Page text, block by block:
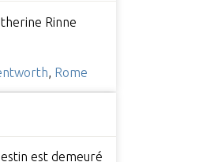
Rinne
, Rome
est demeuré